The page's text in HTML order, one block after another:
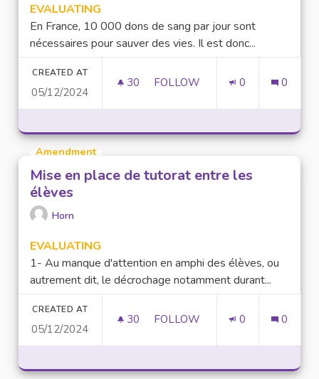
EVALUATING
En France, 10 000 dons de sang par jour sont
nécessaires pour sauver des vies. Il est donc...
CREATED AT
05/12/2024
30 30 FOLLOWERS
FOLLOW 0 0
Amendment
Mise en place de tutorat entre les
élèves
Horn
EVALUATING
1- Au manque d'attention en amphi des élèves, ou
autrement dit, le décrochage notamment durant...
CREATED AT
05/12/2024
30 30 FOLLOWERS
FOLLOW 0 0